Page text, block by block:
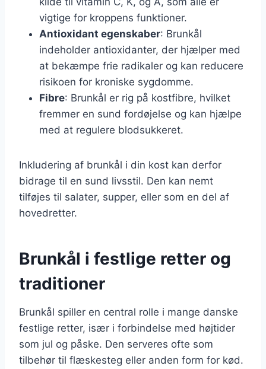
vigtige for kroppens funktioner.
Antioxidant egenskaber: Brunkål
indeholder antioxidanter, der hjælper med
at bekæmpe frie radikaler og kan reducere
risikoen for kroniske sygdomme.
Fibre: Brunkål er rig på kostfibre, hvilket
fremmer en sund fordøjelse og kan hjælpe
med at regulere blodsukkeret.
Inkludering af brunkål i din kost kan derfor
bidrage til en sund livsstil. Den kan nemt
tilføjes til salater, supper, eller som en del af
hovedretter.
Brunkål i festlige retter og
traditioner
Brunkål spiller en central rolle i mange danske
festlige retter, især i forbindelse med højtider
som jul og påske. Den serveres ofte som
tilbehør til flæskesteg eller anden form for kød.